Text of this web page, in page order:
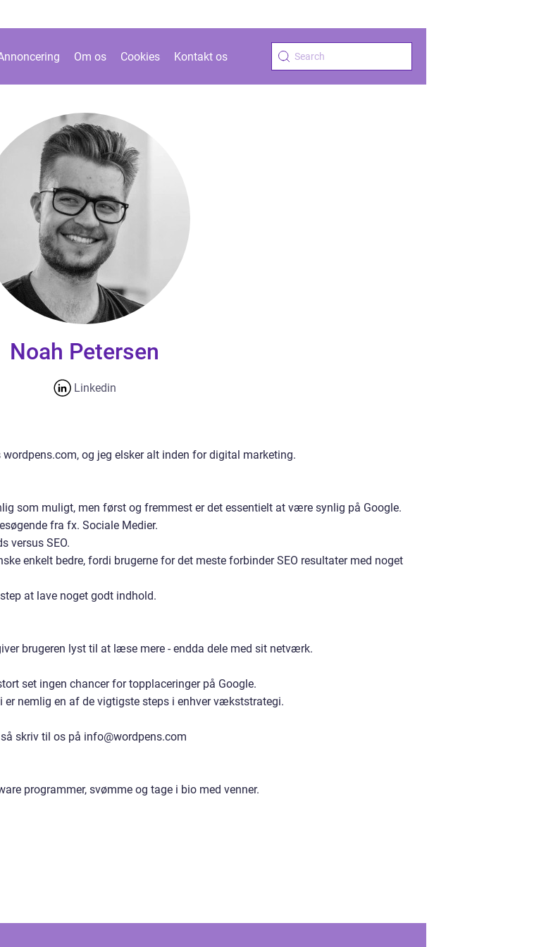
Om os Cookies Kontakt os
Noah Petersen
Linkedin
og jeg elsker alt inden for digital marketing.
som muligt, men først og fremmest er det essentielt at være synlig på Google.
fra fx. Sociale Medier.
versus SEO.
enkelt bedre, fordi brugerne for det meste forbinder SEO resultater med noget
at lave noget godt indhold.
brugeren lyst til at læse mere - endda dele med sit netværk.
set ingen chancer for topplaceringer på Google.
er nemlig en af de vigtigste steps i enhver vækststrategi.
skriv til os på info@wordpens.com
programmer, svømme og tage i bio med venner.